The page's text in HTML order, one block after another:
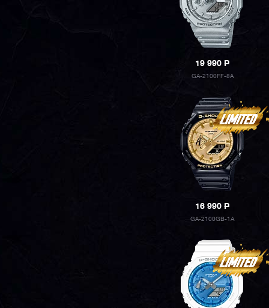
19 990P
GA-2100FF-8A
16 990P
GA-2100GB-1A